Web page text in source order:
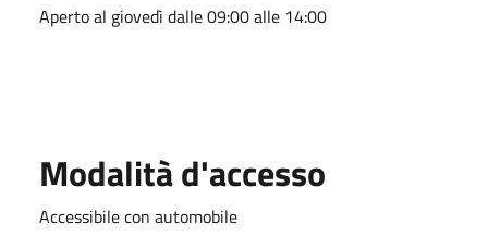
Aperto al giovedì dalle 09:00 alle 14:00
Modalità d'accesso
Accessibile con automobile